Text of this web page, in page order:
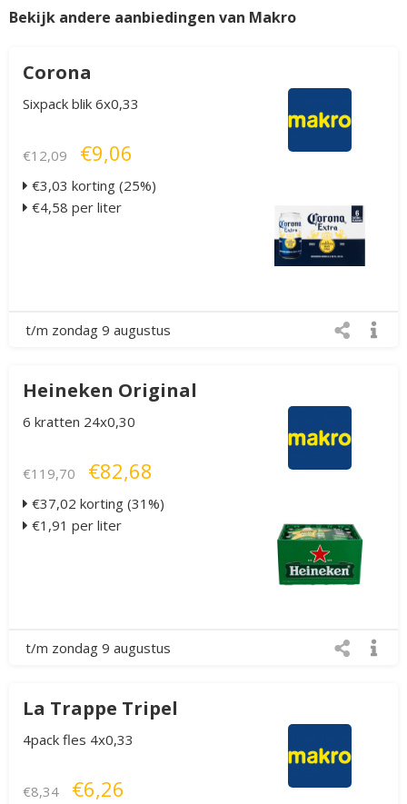
Bekijk andere aanbiedingen van Makro
Corona
Sixpack blik 6x0,33
€12,09 €9,06
€3,03 korting (25%)
€4,58 per liter
t/m zondag 9 augustus
Heineken Original
6 kratten 24x0,30
€119,70 €82,68
€37,02 korting (31%)
€1,91 per liter
t/m zondag 9 augustus
La Trappe Tripel
4pack fles 4x0,33
€8,34 €6,26